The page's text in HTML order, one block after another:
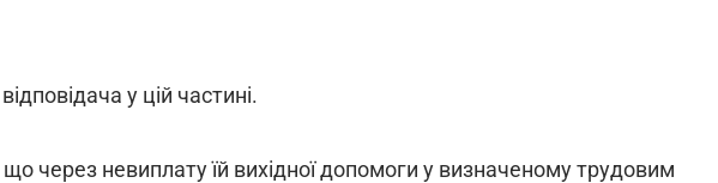
у цій частині.
через невиплату їй вихідної допомоги у визначеному трудовим